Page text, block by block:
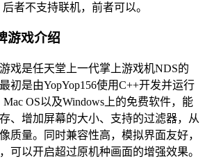
后者不支持联机，前者可以。
游戏介绍
戏是任天堂上一代掌上游戏机NDS的
初是由YopYop156使用C++开发并运行
OS以及Windows上的免费软件，能
、增加屏幕的大小、支持的过滤器，从
质量。同时兼容性高，模拟界面友好，
可以开启超过原机种画面的增强效果。